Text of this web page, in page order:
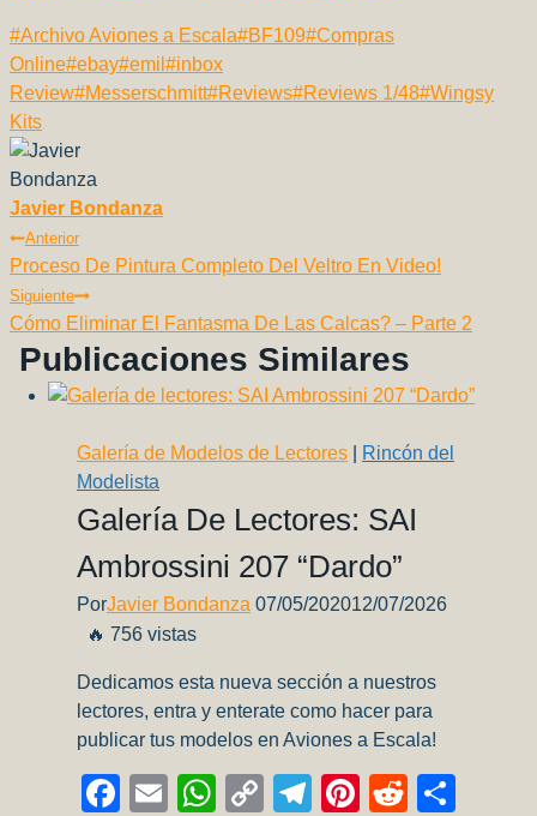
c
e
o
o
k
ail at
s
p
p
y
e
gr
er
e
d
di
m
p
Etiquetas
de
la
entrada:
#Archivo Aviones a Escala#BF109#Compras
Online#ebay#emil #inbox
Review#Messerschmitt#Reviews#Reviews 1/48#Wingsy
Kits
Javier Bondanza
Navegación
De
Entradas
Anterior
Proceso De Pintura Completo Del Veltro En Video!
Siguiente
Cómo Eliminar El Fantasma De Las Calcas? – Parte 2
Publicaciones Similares
Galería de Modelos de Lectores
Rincón del
Modelista
Galería De Lectores: SAI
Ambrossini 207 “Dardo”
PorJavier Bondanza 07/05/202012/07/2026
🔥 756 vistas
Dedicamos esta nueva sección a nuestros
lectores, entra y enterate como hacer para
publicar tus modelos en Aviones a Escala!
Facebook
EmailWhatsApp
CopyTelegram
Pinterest
Reddit